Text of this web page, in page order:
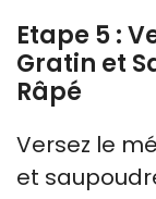
Etape 5 :
Gratin et
Râpé
Versez le
et